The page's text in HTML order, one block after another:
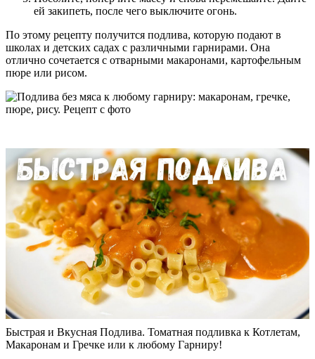
ей закипеть, после чего выключите огонь.
По этому рецепту получится подлива, которую подают в
школах и детских садах с различными гарнирами. Она
отлично сочетается с отварными макаронами, картофельным
пюре или рисом.
Быстрая и Вкусная Подлива. Томатная подливка к Котлетам,
Макаронам и Гречке или к любому Гарниру!